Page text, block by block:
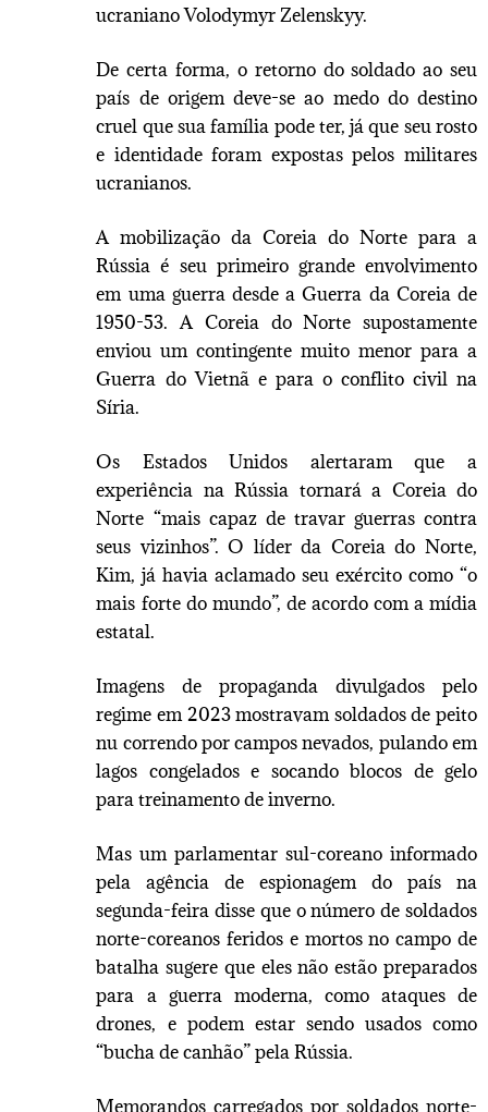
ucraniano Volodymyr Zelenskyy.
De certa forma, o retorno do soldado ao seu
país de origem deve-se ao medo do destino
cruel que sua família pode ter, já que seu rosto
e identidade foram expostas pelos militares
ucranianos.
A mobilização da Coreia do Norte para a
Rússia é seu primeiro grande envolvimento
em uma guerra desde a Guerra da Coreia de
1950-53. A Coreia do Norte supostamente
enviou um contingente muito menor para a
Guerra do Vietnã e para o conflito civil na
Síria.
Os Estados Unidos alertaram que a
experiência na Rússia tornará a Coreia do
Norte “mais capaz de travar guerras contra
seus vizinhos”. O líder da Coreia do Norte,
Kim, já havia aclamado seu exército como “o
mais forte do mundo”, de acordo com a mídia
estatal.
Imagens de propaganda divulgados pelo
regime em 2023 mostravam soldados de peito
nu correndo por campos nevados, pulando em
lagos congelados e socando blocos de gelo
para treinamento de inverno.
Mas um parlamentar sul-coreano informado
pela agência de espionagem do país na
segunda-feira disse que o número de soldados
norte-coreanos feridos e mortos no campo de
batalha sugere que eles não estão preparados
para a guerra moderna, como ataques de
drones, e podem estar sendo usados ​​como
“bucha de canhão” pela Rússia.
Memorandos carregados por soldados norte-